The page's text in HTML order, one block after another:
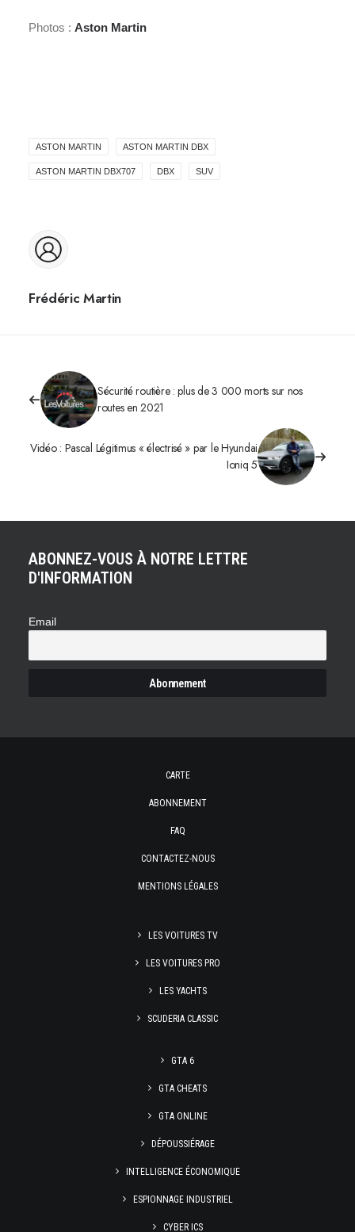
Photos : Aston Martin
ASTON MARTIN ASTON MARTIN DBX
ASTON MARTIN DBX707 DBX SUV
Frédéric Martin
Sécurité routière : plus de 3 000 morts sur nos
routes en 2021
Vidéo : Pascal Légitimus « électrisé » par le Hyundai
Ioniq 5
ABONNEZ-VOUS À NOTRE LETTRE
D'INFORMATION
Email
CARTE
ABONNEMENT
FAQ
CONTACTEZ-NOUS
MENTIONS LÉGALES
LES VOITURES TV
LES VOITURES PRO
LES YACHTS
SCUDERIA CLASSIC
GTA 6
GTA CHEATS
GTA ONLINE
DÉPOUSSIÉRAGE
INTELLIGENCE ÉCONOMIQUE
ESPIONNAGE INDUSTRIEL
CYBER ICS